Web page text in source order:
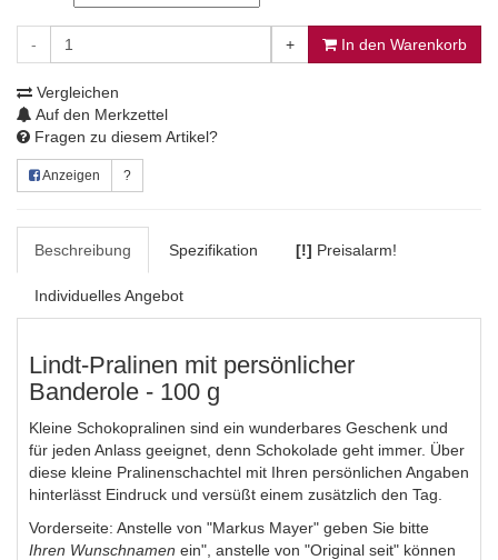
- + In den Warenkorb
Vergleichen
Auf den Merkzettel
Fragen zu diesem Artikel?
Anzeigen ?
Beschreibung Spezifikation [!] Preisalarm!
Individuelles Angebot
Lindt-Pralinen mit persönlicher
Banderole - 100 g
Kleine Schokopralinen sind ein wunderbares Geschenk und
für jeden Anlass geeignet, denn Schokolade geht immer. Über
diese kleine Pralinenschachtel mit Ihren persönlichen Angaben
hinterlässt Eindruck und versüßt einem zusätzlich den Tag.
Vorderseite: Anstelle von "Markus Mayer" geben Sie bitte
Ihren Wunschnamen ein", anstelle von "Original seit" können